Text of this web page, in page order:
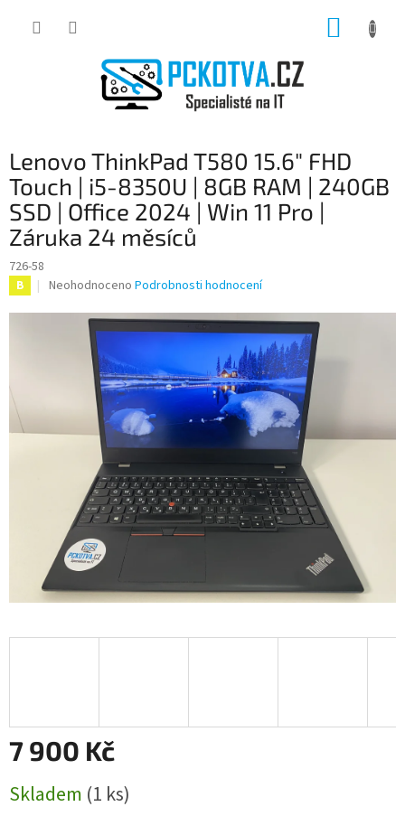
Lenovo ThinkPad T580 15.6" FHD
Touch | i5-8350U | 8GB RAM | 240GB
SSD | Office 2024 | Win 11 Pro |
Záruka 24 měsíců
726-58
B
Průměrné
produktu
hvězdiček.
Neohodnoceno Podrobnosti hodnocení
7 900 Kč
cena:
Skladem (1 ks)